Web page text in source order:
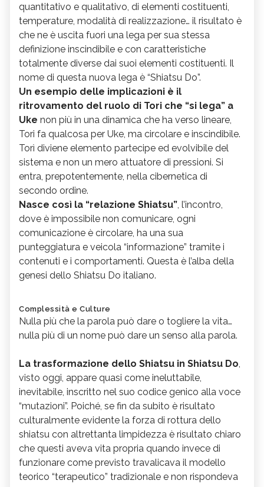
quantitativo e qualitativo, di elementi costituenti,
temperature, modalità di realizzazione… il risultato è
che ne è uscita fuori una lega per sua stessa
definizione inscindibile e con caratteristiche
totalmente diverse dai suoi elementi costituenti. Il
nome di questa nuova lega è “Shiatsu Do”.
Un esempio delle implicazioni è il
ritrovamento del ruolo di Tori che “si lega” a
Uke non più in una dinamica che ha verso lineare,
Tori fa qualcosa per Uke, ma circolare e inscindibile.
Torì diviene elemento partecipe ed evolvibile del
sistema e non un mero attuatore di pressioni. Si
entra, prepotentemente, nella cibernetica di
secondo ordine.
Nasce così la “relazione Shiatsu” , l’incontro,
dove è impossibile non comunicare, ogni
comunicazione è circolare, ha una sua
punteggiatura e veicola “informazione” tramite i
contenuti e i comportamenti. Questa è l’alba della
genesi dello Shiatsu Do italiano.
Complessità e Culture
Nulla più che la parola può dare o togliere la vita…
nulla più di un nome può dare un senso alla parola.
La trasformazione dello Shiatsu in Shiatsu Do
visto oggi, appare quasi come ineluttabile,
inevitabile, inscritto nel suo codice genico alla voce
“mutazioni”. Poiché, se fin da subito è risultato
culturalmente evidente la forza di rottura dello
shiatsu con altrettanta limpidezza è risultato chiaro
che questi aveva vita propria quando invece di
funzionare come previsto travalicava il modello
teorico “terapeutico” tradizionale e non rispondeva